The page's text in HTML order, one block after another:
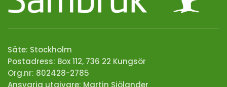
Säte: Stockholm
Postadress: Box 112, 736 22 Kungsör
Org.nr: 802428-2785
Ansvarig utgivare: Martin Sjölander